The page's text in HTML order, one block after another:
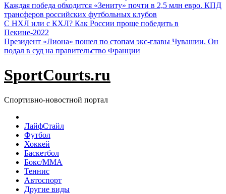
Каждая победа обходится «Зениту» почти в 2,5 млн евро. КПД
трансферов российских футбольных клубов
С НХЛ или с КХЛ? Как России проще победить в
Пекине-2022
Президент «Лиона» пошел по стопам экс-главы Чувашии. Он
подал в суд на правительство Франции
SportCourts.ru
Спортивно-новостной портал
ЛайфСтайл
Футбол
Хоккей
Баскетбол
Бокс/MMA
Теннис
Автоспорт
Другие виды